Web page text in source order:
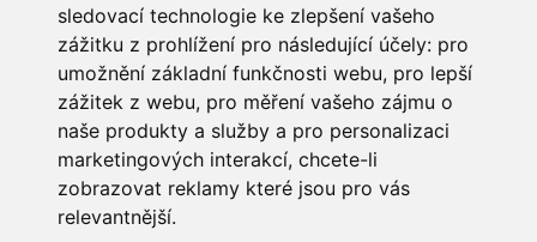
sledovací technologie ke zlepšení vašeho
zážitku z prohlížení pro následující účely: pro
umožnění základní funkčnosti webu, pro lepší
zážitek z webu, pro měření vašeho zájmu o
naše produkty a služby a pro personalizaci
marketingových interakcí, chcete-li
zobrazovat reklamy které jsou pro vás
relevantnější.